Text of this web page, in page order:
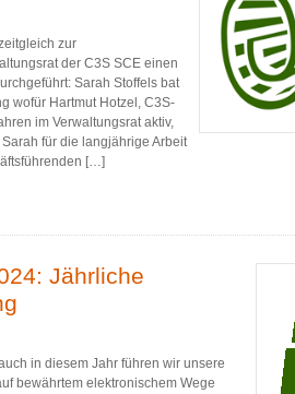
zur
der C3S SCE einen
Sarah Stoffels bat
wofür Hartmut Hotzel, C3S-
im Verwaltungsrat aktiv,
für die langjährige Arbeit
[…]
Jährliche
in diesem Jahr führen wir unsere
bewährtem elektronischem Wege